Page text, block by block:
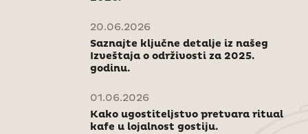
20.06.2026
Saznajte ključne detalje iz našeg
Izveštaja o održivosti za 2025.
godinu.
01.06.2026
Kako ugostiteljstvo pretvara ritual
kafe u lojalnost gostiju.